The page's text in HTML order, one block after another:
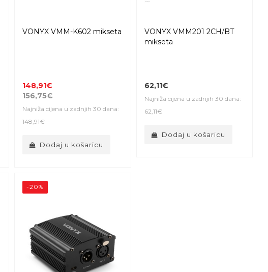
VONYX VMM-K602 mikseta
148,91€
156,75€
Najniža cijena u zadnjih 30 dana:
148,91€
Dodaj u košaricu
VONYX VMM201 2CH/BT
mikseta
62,11€
Najniža cijena u zadnjih 30 dana:
62,11€
Dodaj u košaricu
-20%